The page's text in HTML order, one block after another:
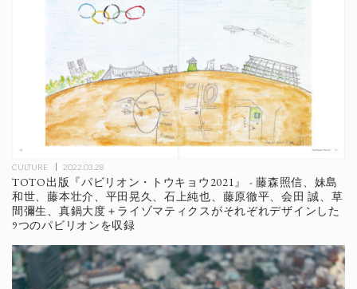
CULTURE 2022.03.28
TOTO出版『パビリオン・トウキョウ2021』 - 藤森照信、妹島
和世、藤本壮介、平田晃久、石上純也、藤原徹平、会田 誠、草
間彌生、真鍋大度＋ライゾマティクスがそれぞれデザインした
9つのパビリオンを収録